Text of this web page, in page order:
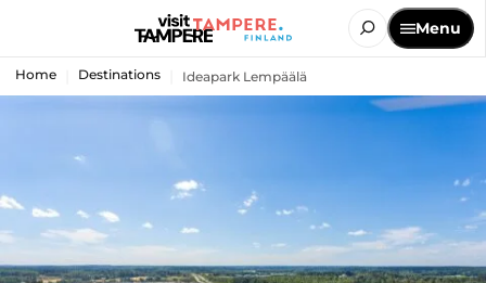
Menu
Home Destinations Ideapark Lempäälä